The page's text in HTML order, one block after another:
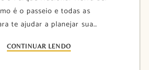
é o passeio e todas as
te ajudar a planejar sua…
CONTINUAR LENDO